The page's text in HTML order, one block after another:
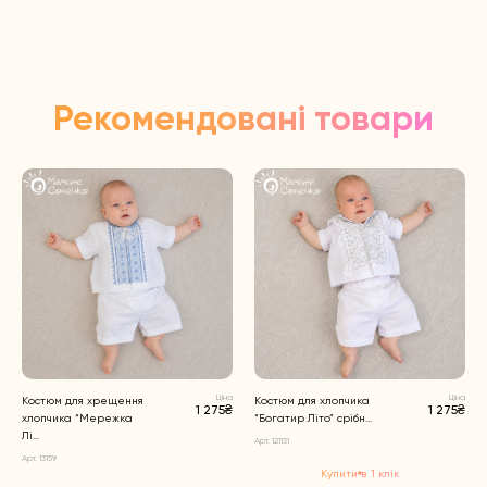
Рекомендовані товари
Костюм для хрещення
хлопчика “Мережка
Лі...
Арт. 13159
Ціна
1 275₴
Костюм для хлопчика
“Богатир Літо” срібн...
Арт. 121131
Ціна
1 275₴
Купити в 1 клік